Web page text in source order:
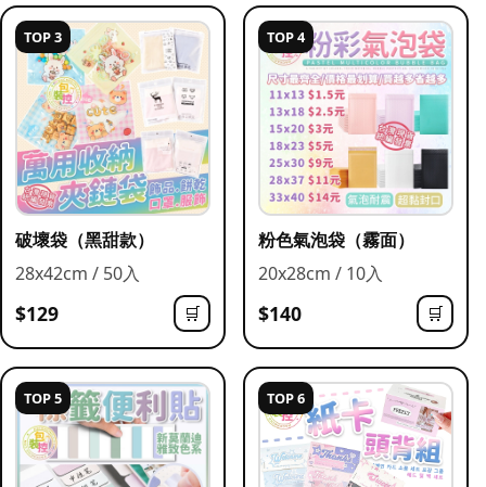
TOP 3
破壞袋（黑甜款）
28x42cm / 50入
$129 🛒
TOP 4
粉色氣泡袋（霧面）
20x28cm / 10入
$140 🛒
TOP 5 TOP 6